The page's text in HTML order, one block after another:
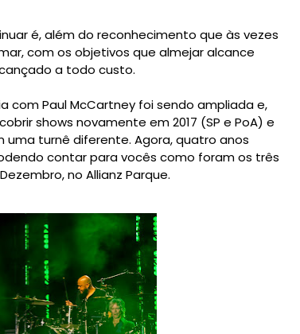
é, além do reconhecimento que às vezes
com os objetivos que almejar alcance
a todo custo.
com Paul McCartney foi sendo ampliada e,
shows novamente em 2017 (SP e PoA) e
uma turnê diferente. Agora, quatro anos
contar para vocês como foram os três
no Allianz Parque.